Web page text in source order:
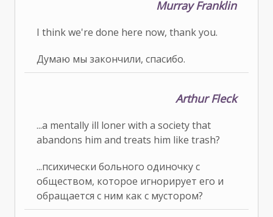
Murray Franklin
I think we're done here now, thank you.
Думаю мы закончили, спасибо.
Arthur Fleck
...a mentally ill loner with a society that
abandons him and treats him like trash?
...психически больного одиночку с
обществом, которое игнорирует его и
обращается с ним как с мустором?